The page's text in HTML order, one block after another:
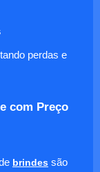
perdas e
com Preço
brindes são